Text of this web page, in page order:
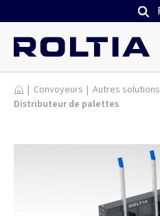
Produits
| Convoyeurs | Autres solutions
Distributeur de palettes